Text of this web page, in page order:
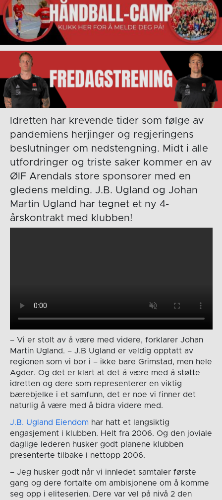
Idretten har krevende tider som følge av
pandemiens herjinger og regjeringens
beslutninger om nedstengning. Midt i alle
utfordringer og triste saker kommer en av
ØIF Arendals store sponsorer med en
gledens melding. J.B. Ugland og Johan
Martin Ugland har tegnet et ny 4-
årskontrakt med klubben!
– Vi er stolt av å være med videre, forklarer Johan
Martin Ugland. – J.B Ugland er veldig opptatt av
regionen som vi bor i – ikke bare Grimstad, men hele
Agder. Og det er klart at det å være med å støtte
idretten og dere som representerer en viktig
bærebjelke i et samfunn, det er noe vi finner det
naturlig å være med å bidra videre med.
J.B. Ugland Eiendom har hatt et langsiktig
engasjement i klubben. Helt fra 2006. Og den joviale
daglige lederen husker godt planene klubben
presenterte tilbake i nettopp 2006.
– Jeg husker godt når vi innledet samtaler første
gang og dere fortalte om ambisjonene om å komme
seg opp i eliteserien. Dere var vel på nivå 2 den